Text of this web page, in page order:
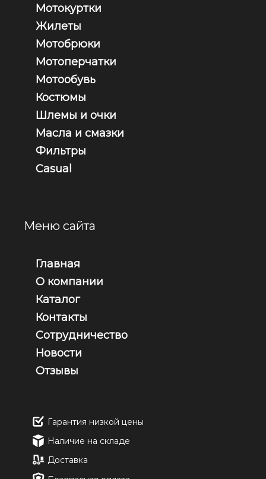
Мотокуртки
Жилеты
Мотобрюки
Мотоперчатки
Мотообувь
Костюмы
Шлемы и очки
Масла и смазки
Фильтры
Casual
Меню сайта
Главная
О компании
Каталог
Контакты
Сотрудничество
Новости
Отзывы
Гарантия низкой цены
Наличие на складе
Доставка